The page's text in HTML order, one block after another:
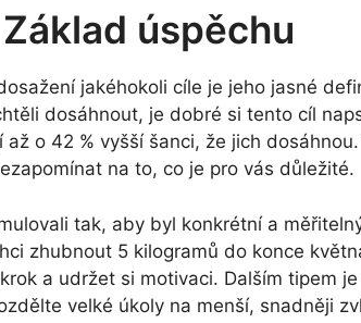
úspěchu
jakéhokoli cíle je jeho jasné
dosáhnout, je dobré si tento cíl
o 42 % vyšší šanci, že jich
na to, co je pro vás důležité.
tak, aby byl konkrétní a
zhubnout 5 kilogramů do konce
a udržet si motivaci. Dalším tipem
velké úkoly na menší, snadněji